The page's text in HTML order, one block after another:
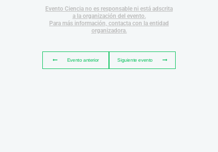
Evento Ciencia no es responsable ni está adscrita
a la organización del evento.
Para más información, contacta con la entidad
organizadora.
Evento anterior Siguiente evento